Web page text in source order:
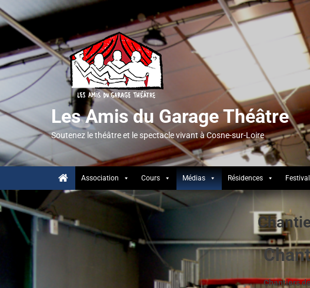
Les Amis du Garage Théâtre
Soutenez le théâtre et le spectacle vivant à Cosne-sur-Loire
Association Cours Médias Résidences
Chantiers